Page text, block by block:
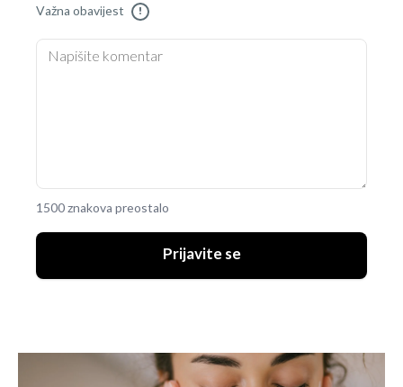
Važna obavijest !
1500 znakova preostalo
Prijavite se